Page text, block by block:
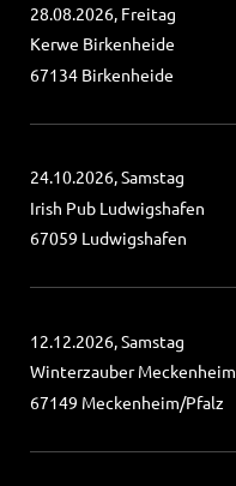
28.08.2026, Freitag
Kerwe Birkenheide
67134 Birkenheide
24.10.2026, Samstag
Irish Pub Ludwigshafen
67059 Ludwigshafen
12.12.2026, Samstag
Winterzauber Meckenheim
67149 Meckenheim/Pfalz